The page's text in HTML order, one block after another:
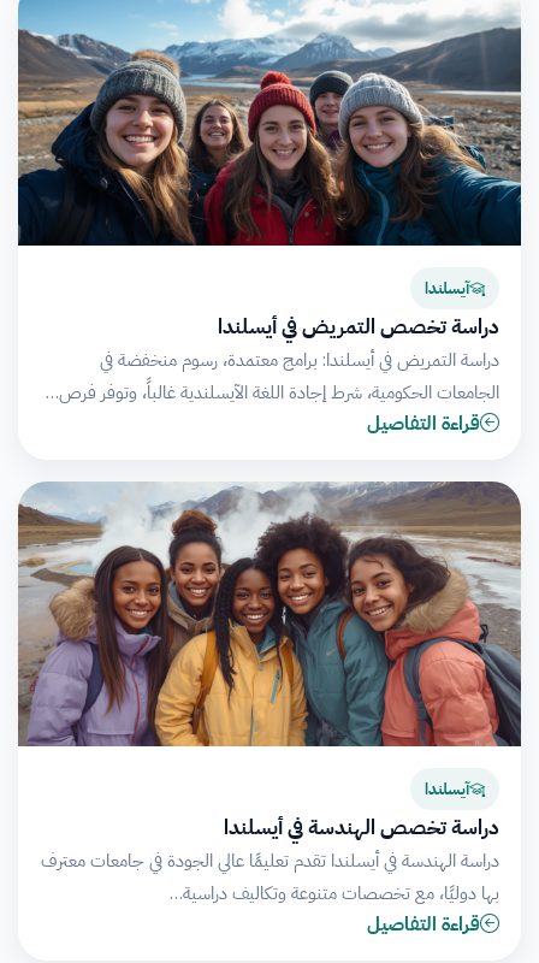
آيسلندا
دراسة تخصص التمريض في أيسلندا
دراسة التمريض في أيسلندا: برامج معتمدة، رسوم منخفضة في
الجامعات الحكومية، شرط إجادة اللغة الآيسلندية غالباً، وتوفر فرص…
قراءة التفاصيل
آيسلندا
دراسة تخصص الهندسة في أيسلندا
دراسة الهندسة في أيسلندا تقدم تعليمًا عالي الجودة في جامعات معترف
بها دوليًا، مع تخصصات متنوعة وتكاليف دراسية…
قراءة التفاصيل